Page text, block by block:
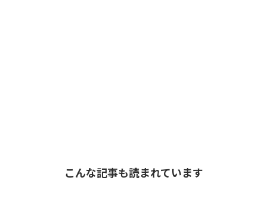
こんな記事も読まれています